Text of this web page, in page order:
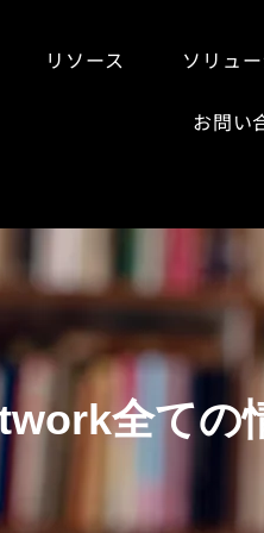
リソース ソリュ
お問い
全ての